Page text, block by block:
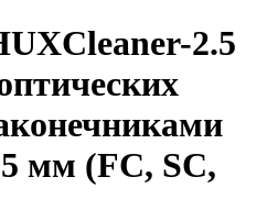
2.5
мм (FC, SC,